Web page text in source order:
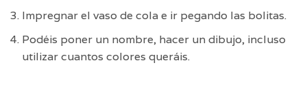
Impregnar el vaso de cola e ir pegando las bolitas.
Podéis poner un nombre, hacer un dibujo, incluso
utilizar cuantos colores queráis.